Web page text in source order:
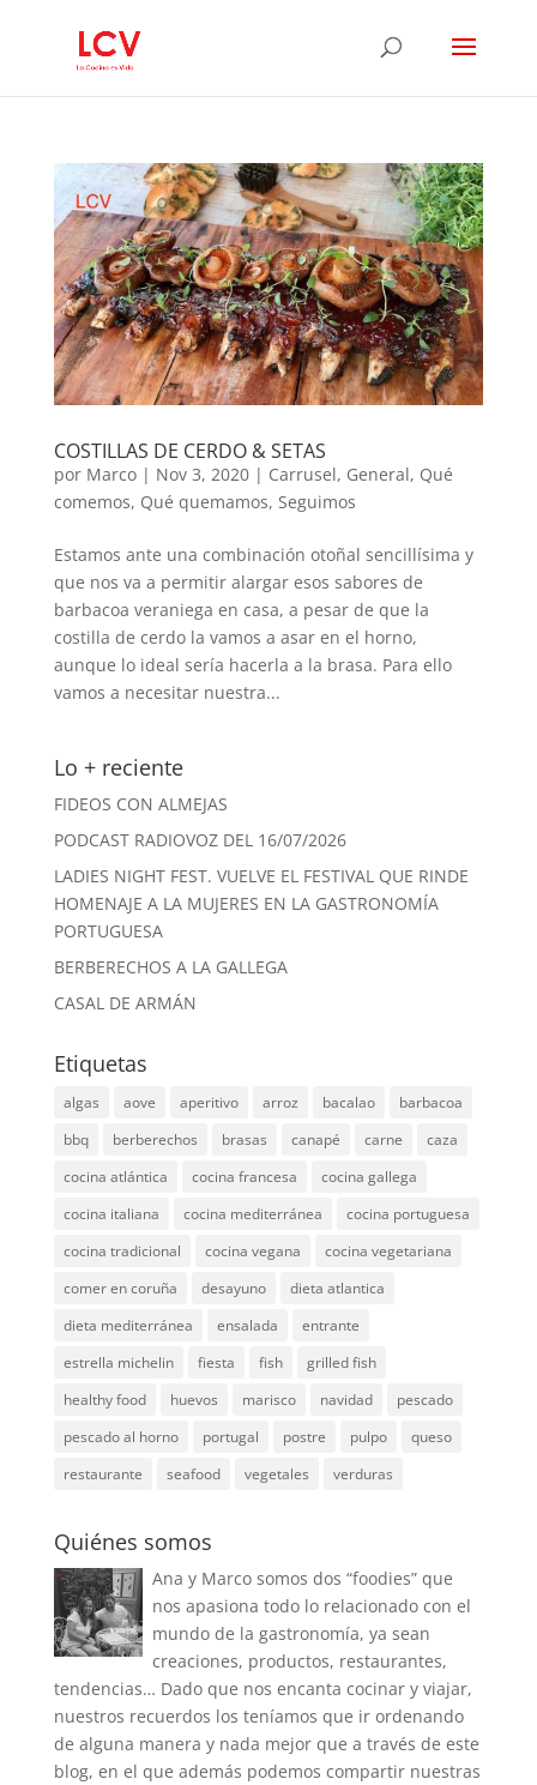
COSTILLAS DE CERDO & SETAS
por Marco| Nov 3, 2020| Carrusel, General, Qué
comemos, Qué quemamos, Seguimos
Estamos ante una combinación otoñal sencillísima y
que nos va a permitir alargar esos sabores de
barbacoa veraniega en casa, a pesar de que la
costilla de cerdo la vamos a asar en el horno,
aunque lo ideal sería hacerla a la brasa. Para ello
vamos a necesitar nuestra...
Lo + reciente
FIDEOS CON ALMEJAS
PODCAST RADIOVOZ DEL 16/07/2026
LADIES NIGHT FEST. VUELVE EL FESTIVAL QUE RINDE
HOMENAJE A LA MUJERES EN LA GASTRONOMÍA
PORTUGUESA
BERBERECHOS A LA GALLEGA
CASAL DE ARMÁN
Etiquetas
algas aove aperitivo arroz bacalao
barbacoa
bbq
berberechos brasas canapé carne
caza
cocina atlántica
cocina francesa
cocina gallega
cocina italiana
cocina mediterránea
cocina portuguesa
cocina tradicional
cocina vegana
cocina vegetariana
comer en coruña
desayuno
dieta atlantica
dieta mediterránea
ensalada
entrante
estrella michelin
fiesta fish
grilled fish
healthy food
huevos marisco navidad
pescado
pescado al horno
portugal postre pulpo
queso
restaurante
seafood vegetales verduras
Quiénes somos
Ana y Marco somos dos “foodies” que
nos apasiona todo lo relacionado con el
mundo de la gastronomía, ya sean
creaciones, productos, restaurantes,
tendencias… Dado que nos encanta cocinar y viajar,
nuestros recuerdos los teníamos que ir ordenando
de alguna manera y nada mejor que a través de este
blog, en el que además podemos compartir nuestras